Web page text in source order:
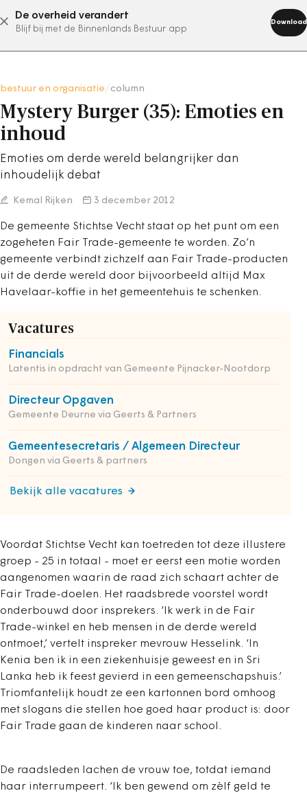
De overheid verandert
Blijf bij met de Binnenlands Bestuur app
Download
abonneer nu
bestuur en organisatie column
Mystery Burger (35): Emoties en
inhoud
Emoties om derde wereld belangrijker dan
inhoudelijk debat
Kemal Rijken 3 december 2012
De gemeente Stichtse Vecht staat op het punt om een
zogeheten Fair Trade-gemeente te worden. Zo’n
gemeente verbindt zichzelf aan Fair Trade-producten
uit de derde wereld door bijvoorbeeld altijd Max
Havelaar-koffie in het gemeentehuis te schenken.
Vacatures
Financials
Latentis in opdracht van Gemeente Pijnacker-Nootdorp
Directeur Opgaven
Gemeente Deurne via Geerts & Partners
Gemeentesecretaris / Algemeen Directeur
Dongen via Geerts & partners
Bekijk alle vacatures
Voordat Stichtse Vecht kan toetreden tot deze illustere
groep - 25 in totaal - moet er eerst een motie worden
aangenomen waarin de raad zich schaart achter de
Fair Trade-doelen. Het raadsbrede voorstel wordt
onderbouwd door insprekers. ‘Ik werk in de Fair
Trade-winkel en heb mensen in de derde wereld
ontmoet,’ vertelt inspreker mevrouw Hesselink. ‘In
Kenia ben ik in een ziekenhuisje geweest en in Sri
Lanka heb ik feest gevierd in een gemeenschapshuis.’
Triomfantelijk houdt ze een kartonnen bord omhoog
met slogans die stellen hoe goed haar product is: door
Fair Trade gaan de kinderen naar school.
De raadsleden lachen de vrouw toe, totdat iemand
haar interrumpeert. ‘Ik ben gewend om zèlf geld te